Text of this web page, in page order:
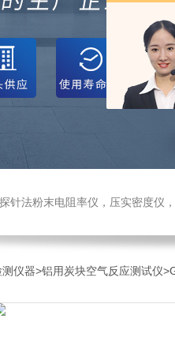
，压实密度仪，炭块电阻率测定仪，振实密度仪，比表面
仪器>铝用炭块空气反应测试仪